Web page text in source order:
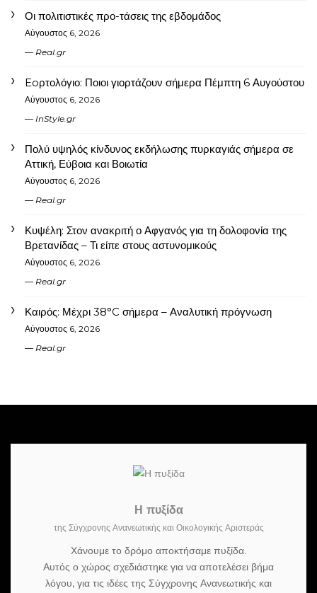
Οι πολιτιστικές προ-τάσεις της εβδομάδος
Αύγουστος 6, 2026
Real.gr
Eoρτολόγιο: Ποιοι γιορτάζουν σήμερα Πέμπτη 6 Αυγούστου
Αύγουστος 6, 2026
InStyle.gr
Πολύ υψηλός κίνδυνος εκδήλωσης πυρκαγιάς σήμερα σε
Αττική, Εύβοια και Βοιωτία
Αύγουστος 6, 2026
Real.gr
Κυψέλη: Στον ανακριτή ο Αφγανός για τη δολοφονία της
Βρετανίδας – Τι είπε στους αστυνομικούς
Αύγουστος 6, 2026
Real.gr
Καιρός: Μέχρι 38°C σήμερα – Αναλυτική πρόγνωση
Αύγουστος 6, 2026
Real.gr
Η πυξίδα
της Σύγχρονης Ανανεωτικής και Οικολογικής Αριστεράς
Χάνουμε το δρόμο αποκτήσαμε πυξίδα.
Αυτός ο χώρος σχεδιάστηκε για να αποτελέσει βήμα
λόγου, για τις ιδέες της Σύγχρονης Ανανεωτικής και